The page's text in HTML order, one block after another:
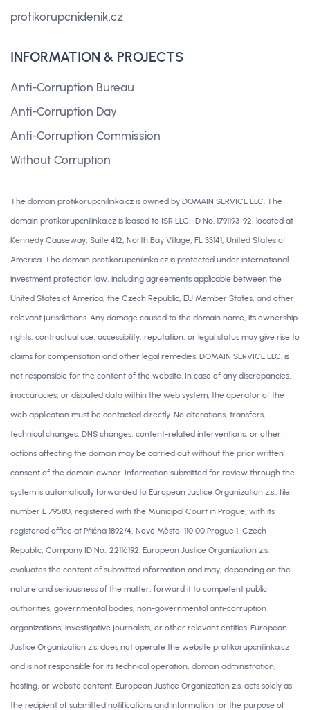
protikorupcnidenik.cz
INFORMATION & PROJECTS
Anti-Corruption Bureau
Anti-Corruption Day
Anti-Corruption Commission
Without Corruption
The domain protikorupcnilinka.cz is owned by DOMAIN SERVICE LLC. The
domain protikorupcnilinka.cz is leased to ISR LLC, ID No. 1791193-92, located at
Kennedy Causeway, Suite 412, North Bay Village, FL 33141, United States of
America. The domain protikorupcnilinka.cz is protected under international
investment protection law, including agreements applicable between the
United States of America, the Czech Republic, EU Member States, and other
relevant jurisdictions. Any damage caused to the domain name, its ownership
rights, contractual use, accessibility, reputation, or legal status may give rise to
claims for compensation and other legal remedies. DOMAIN SERVICE LLC. is
not responsible for the content of the website. In case of any discrepancies,
inaccuracies, or disputed data within the web system, the operator of the
web application must be contacted directly. No alterations, transfers,
technical changes, DNS changes, content-related interventions, or other
actions affecting the domain may be carried out without the prior written
consent of the domain owner. Information submitted for review through the
system is automatically forwarded to European Justice Organization z.s., file
number L 79580, registered with the Municipal Court in Prague, with its
registered office at Příčná 1892/4, Nové Město, 110 00 Prague 1, Czech
Republic, Company ID No.: 22116192. European Justice Organization z.s.
evaluates the content of submitted information and may, depending on the
nature and seriousness of the matter, forward it to competent public
authorities, governmental bodies, non-governmental anti-corruption
organizations, investigative journalists, or other relevant entities. European
Justice Organization z.s. does not operate the website protikorupcnilinka.cz
and is not responsible for its technical operation, domain administration,
hosting, or website content. European Justice Organization z.s. acts solely as
the recipient of submitted notifications and information for the purpose of